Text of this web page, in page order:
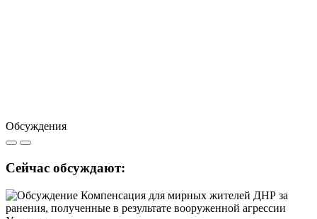
Обсуждения
Сейчас обсуждают: